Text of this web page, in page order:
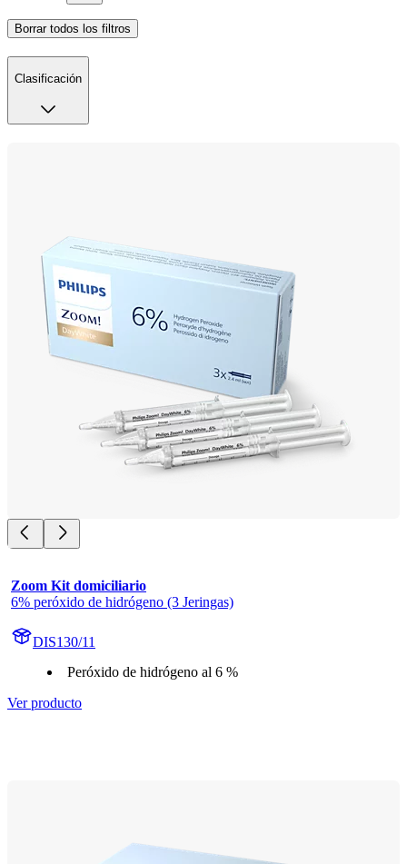
Borrar todos los filtros
Clasificación
Zoom Kit domiciliario
6% peróxido de hidrógeno (3 Jeringas)
DIS130/11
Peróxido de hidrógeno al 6 %
Ver producto